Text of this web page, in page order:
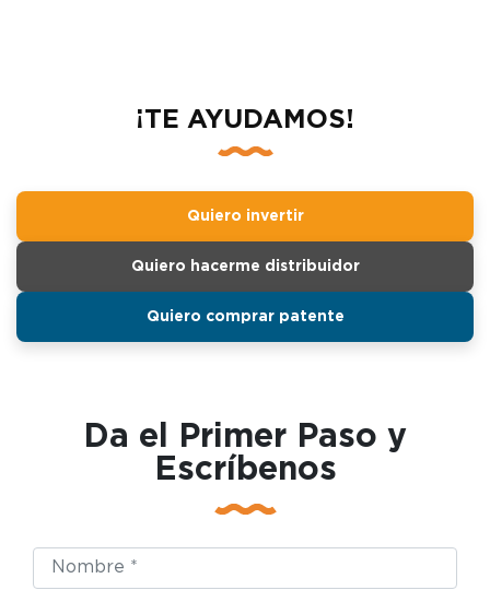
¡TE AYUDAMOS!
Quiero invertir
Quiero hacerme distribuidor
Quiero comprar patente
Da el Primer Paso y
Escríbenos